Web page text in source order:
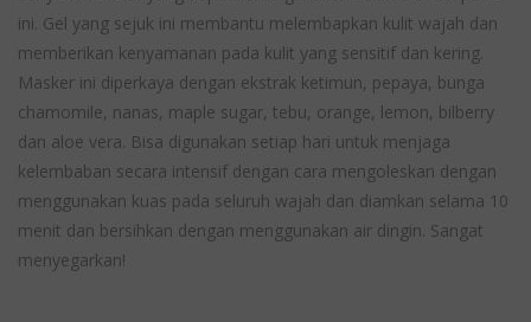
ini. Gel yang sejuk ini membantu melembapkan kulit wajah dan
memberikan kenyamanan pada kulit yang sensitif dan kering.
Masker ini diperkaya dengan ekstrak ketimun, pepaya, bunga
chamomile, nanas, maple sugar, tebu, orange, lemon, bilberry
dan aloe vera. Bisa digunakan setiap hari untuk menjaga
kelembaban secara intensif dengan cara mengoleskan dengan
menggunakan kuas pada seluruh wajah dan diamkan selama 10
menit dan bersihkan dengan menggunakan air dingin. Sangat
menyegarkan!